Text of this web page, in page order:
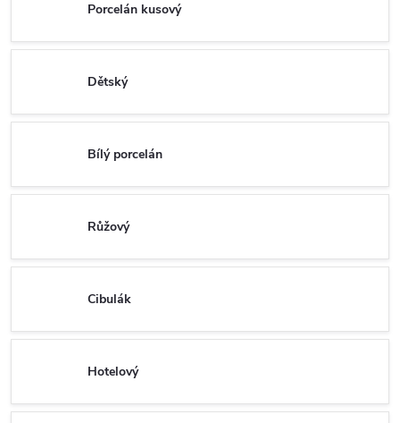
Porcelán kusový
Dětský
Bílý porcelán
Růžový
Cibulák
Hotelový